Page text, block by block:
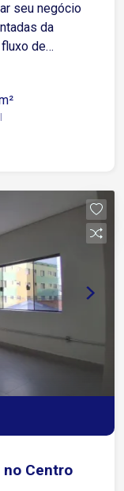
seu negócio
da
de
e à Avenida
Sorocaba e
tipos
em uma
Centro